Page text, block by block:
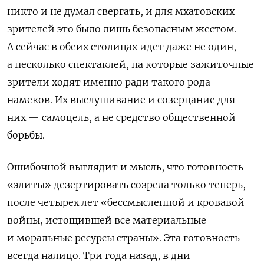
никто и не думал свергать, и для мхатовских
зрителей это было лишь безопасным жестом.
А сейчас в обеих столицах идет даже не один,
а несколько спектаклей, на которые зажиточные
зрители ходят именно ради такого рода
намеков. Их выслушивание и созерцание для
них — самоцель, а не средство общественной
борьбы.
Ошибочной выглядит и мысль, что готовность
«элиты» дезертировать созрела только теперь,
после четырех лет «бессмысленной и кровавой
войны, истощившей все материальные
и моральные ресурсы страны». Эта готовность
всегда налицо. Три года назад, в дни